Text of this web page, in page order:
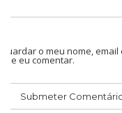
Guardar o meu nome,
que eu comentar.